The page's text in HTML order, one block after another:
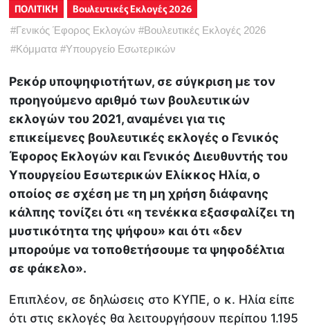
ΠΟΛΙΤΙΚΗ Βουλευτικές Εκλογές 2026
#Γενικός Έφορος Εκλογών #Βουλευτικές Εκλογές 2026
#Κόμματα #Υπουργείο Εσωτερικών
Ρεκόρ υποψηφιοτήτων, σε σύγκριση με τον
προηγούμενο αριθμό των βουλευτικών
εκλογών του 2021, αναμένει για τις
επικείμενες βουλευτικές εκλογές ο Γενικός
Έφορος Εκλογών και Γενικός Διευθυντής του
Υπουργείου Εσωτερικών Ελίκκος Ηλία, ο
οποίος σε σχέση με τη μη χρήση διάφανης
κάλπης τονίζει ότι «η τενέκκα εξασφαλίζει τη
μυστικότητα της ψήφου» και ότι «δεν
μπορούμε να τοποθετήσουμε τα ψηφοδέλτια
σε φάκελο».
Επιπλέον, σε δηλώσεις στο ΚΥΠΕ, ο κ. Ηλία είπε
ότι στις εκλογές θα λειτουργήσουν περίπου 1.195